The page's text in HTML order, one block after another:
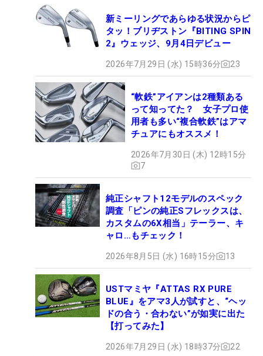
新ミーリングであらゆる状況からピ
タッ！ブリヂストン『BITING SPIN
2』ウェッジ、9月4日デビュー
2026年7月29日 (水) 15時36分 23
“軟鉄”アイアンは2種類ある
って知ってた？ 女子プロ使
用者も多い“複合軟鉄”はアマ
チュアにもオススメ！
2026年7月30日 (木) 12時15分
7
純正シャフト12モデルのスペック
調査「ピンの純正Sフレックスは、
カスタムの6X相当」テーラー、キ
ャロ…もチェック！
2026年8月5日 (水) 16時15分 13
USTマミヤ『ATTAS RX PURE
BLUE』をアマ3人が試すと、“ヘッ
ドの合う・合わない”が如実に出た
【打ってみた】
2026年7月29日 (水) 18時37分 22